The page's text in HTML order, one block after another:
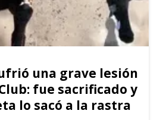
una grave lesión
fue sacrificado y
lo sacó a la rastra